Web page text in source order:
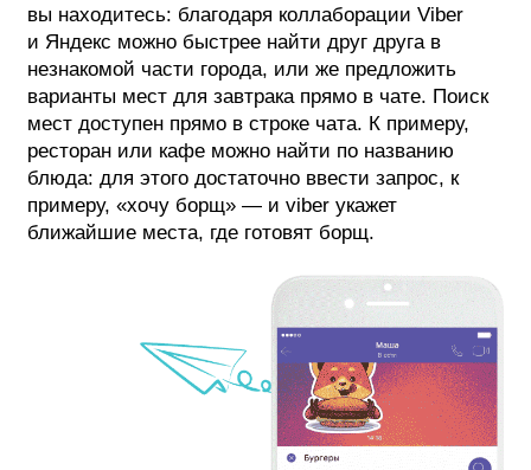
вы находитесь: благодаря коллаборации Viber
и Яндекс можно быстрее найти друг друга в
незнакомой части города, или же предложить
варианты мест для завтрака прямо в чате. Поиск
мест доступен прямо в строке чата. К примеру,
ресторан или кафе можно найти по названию
блюда: для этого достаточно ввести запрос, к
примеру, «хочу борщ» — и viber укажет
ближайшие места, где готовят борщ.